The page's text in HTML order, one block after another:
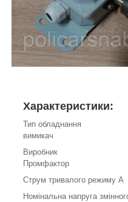
Характеристики:
Тип
вимикач
Промфактор
Струм тривалого
Номінальна напруга